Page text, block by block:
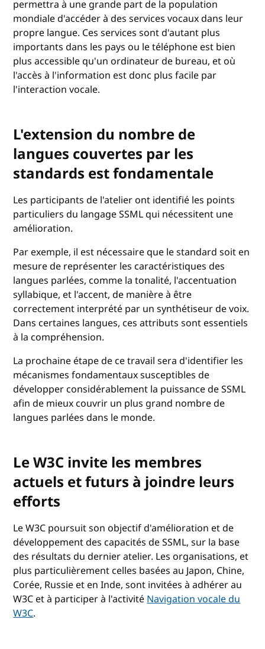
permettra à une grande part de la population
mondiale d'accéder à des services vocaux dans leur
propre langue. Ces services sont d'autant plus
importants dans les pays ou le téléphone est bien
plus accessible qu'un ordinateur de bureau, et où
l'accès à l'information est donc plus facile par
l'interaction vocale.
L'extension du nombre de
langues couvertes par les
standards est fondamentale
Les participants de l'atelier ont identifié les points
particuliers du langage SSML qui nécessitent une
amélioration.
Par exemple, il est nécessaire que le standard soit en
mesure de représenter les caractéristiques des
langues parlées, comme la tonalité, l'accentuation
syllabique, et l'accent, de manière à être
correctement interprété par un synthétiseur de voix.
Dans certaines langues, ces attributs sont essentiels
à la compréhension.
La prochaine étape de ce travail sera d'identifier les
mécanismes fondamentaux susceptibles de
développer considérablement la puissance de SSML
afin de mieux couvrir un plus grand nombre de
langues parlées dans le monde.
Le W3C invite les membres
actuels et futurs à joindre leurs
efforts
Le W3C poursuit son objectif d'amélioration et de
développement des capacités de SSML, sur la base
des résultats du dernier atelier. Les organisations, et
plus particulièrement celles basées au Japon, Chine,
Corée, Russie et en Inde, sont invitées à adhérer au
W3C et à participer à l'activitéNavigation vocale du
W3C.